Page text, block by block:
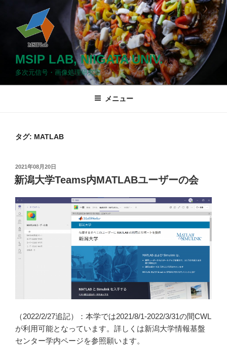
MSIP LAB, NIIGATA UNIV.
多次元信号・画像処理研究室
メニュー
タグ: MATLAB
投
稿
日:
2021年08月20日
新潟大学Teams内MATLABユーザーの会
（2022/2/27追記）：本学では2021/8/1-2022/3/31の間CWL
が利用可能となっています。詳しくは新潟大学情報基盤
センター学内ページを参照願います。